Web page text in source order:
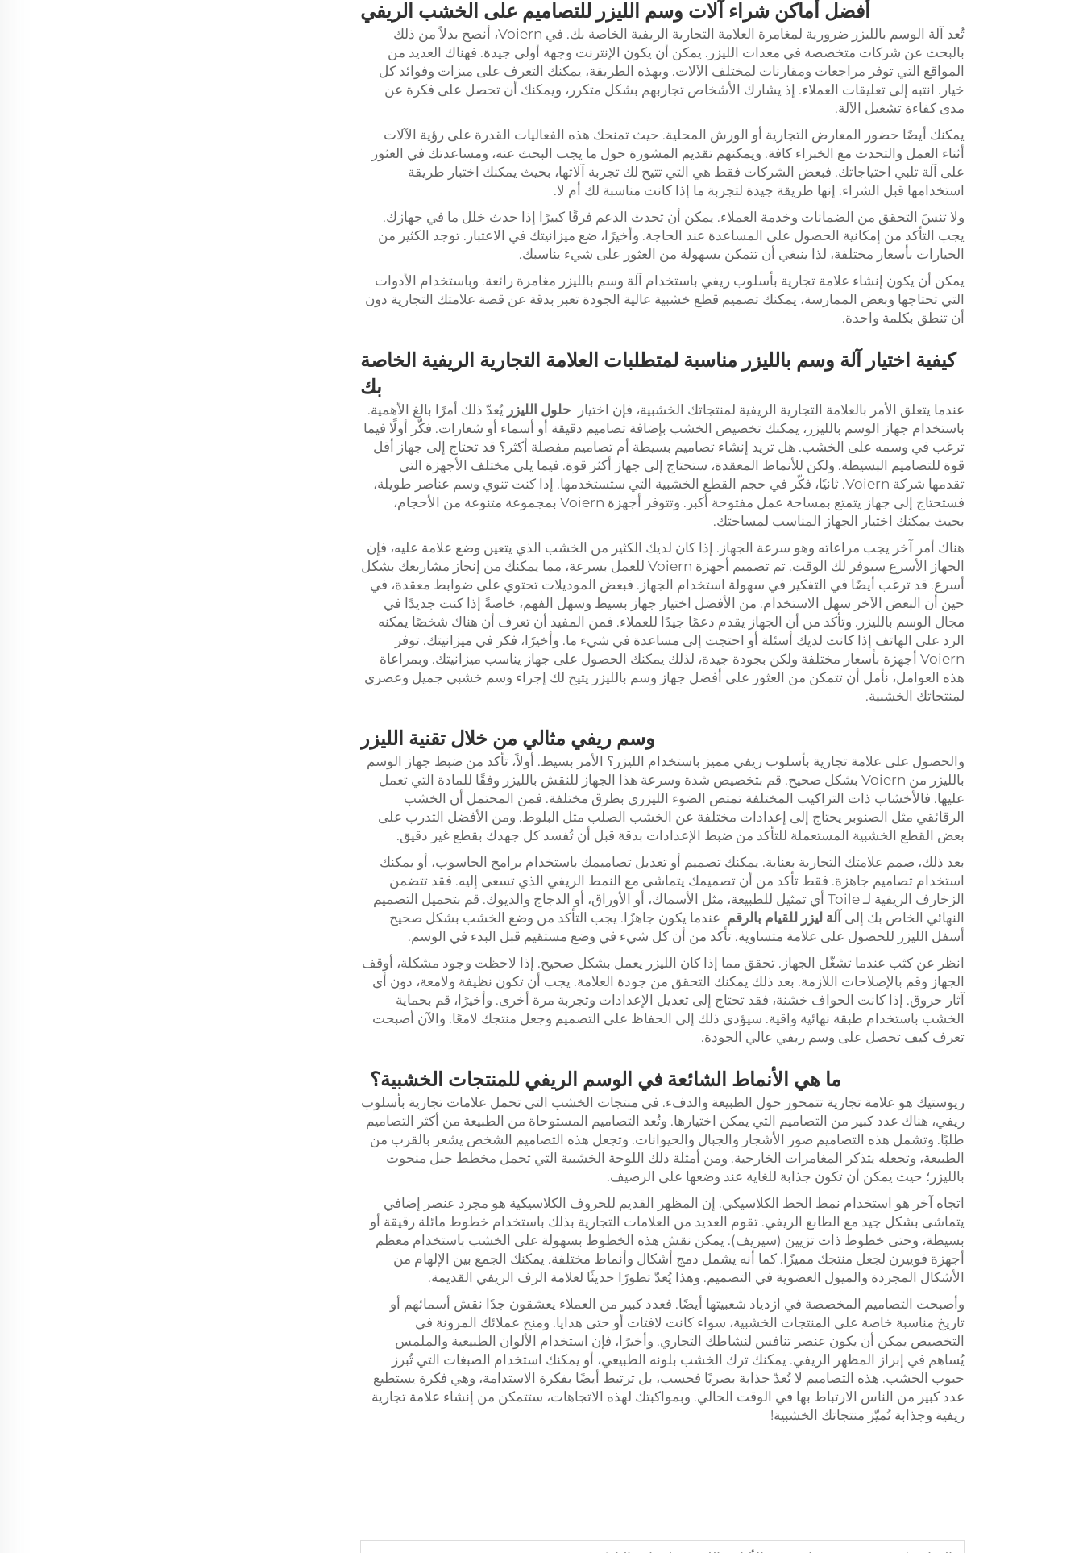
أفضل أماكن شراء آلات وسم الليزر للتصاميم على الخشب الريفي
تُعد آلة الوسم بالليزر ضرورية لمغامرة العلامة التجارية الريفية الخاصة بك. في Voiern، أنصح بدلاً من ذلك
بالبحث عن شركات متخصصة في معدات الليزر. يمكن أن يكون الإنترنت وجهة أولى جيدة. فهناك العديد من
المواقع التي توفر مراجعات ومقارنات لمختلف الآلات. وبهذه الطريقة، يمكنك التعرف على ميزات وفوائد كل
خيار. انتبه إلى تعليقات العملاء. إذ يشارك الأشخاص تجاربهم بشكل متكرر، ويمكنك أن تحصل على فكرة عن
مدى كفاءة تشغيل الآلة.
يمكنك أيضًا حضور المعارض التجارية أو الورش المحلية. حيث تمنحك هذه الفعاليات القدرة على رؤية الآلات
أثناء العمل والتحدث مع الخبراء كافة. ويمكنهم تقديم المشورة حول ما يجب البحث عنه، ومساعدتك في العثور
على آلة تلبي احتياجاتك. فبعض الشركات فقط هي التي تتيح لك تجربة آلاتها، بحيث يمكنك اختبار طريقة
استخدامها قبل الشراء. إنها طريقة جيدة لتجربة ما إذا كانت مناسبة لك أم لا.
ولا تنسَ التحقق من الضمانات وخدمة العملاء. يمكن أن تحدث الدعم فرقًا كبيرًا إذا حدث خلل ما في جهازك.
يجب التأكد من إمكانية الحصول على المساعدة عند الحاجة. وأخيرًا، ضع ميزانيتك في الاعتبار. توجد الكثير من
الخيارات بأسعار مختلفة، لذا ينبغي أن تتمكن بسهولة من العثور على شيء يناسبك.
يمكن أن يكون إنشاء علامة تجارية بأسلوب ريفي باستخدام آلة وسم بالليزر مغامرة رائعة. وباستخدام الأدوات
التي تحتاجها وبعض الممارسة، يمكنك تصميم قطع خشبية عالية الجودة تعبر بدقة عن قصة علامتك التجارية دون
أن تنطق بكلمة واحدة.
كيفية اختيار آلة وسم بالليزر مناسبة لمتطلبات العلامة التجارية الريفية الخاصة
بك
عندما يتعلق الأمر بالعلامة التجارية الريفية لمنتجاتك الخشبية، فإن اختيار حلول الليزر يُعدّ ذلك أمرًا بالغ الأهمية.
باستخدام جهاز الوسم بالليزر، يمكنك تخصيص الخشب بإضافة تصاميم دقيقة أو أسماء أو شعارات. فكّر أولًا فيما
ترغب في وسمه على الخشب. هل تريد إنشاء تصاميم بسيطة أم تصاميم مفصلة أكثر؟ قد تحتاج إلى جهاز أقل
قوة للتصاميم البسيطة. ولكن للأنماط المعقدة، ستحتاج إلى جهاز أكثر قوة. فيما يلي مختلف الأجهزة التي
تقدمها شركة Voiern. ثانيًا، فكّر في حجم القطع الخشبية التي ستستخدمها. إذا كنت تنوي وسم عناصر طويلة،
فستحتاج إلى جهاز يتمتع بمساحة عمل مفتوحة أكبر. وتتوفر أجهزة Voiern بمجموعة متنوعة من الأحجام،
بحيث يمكنك اختيار الجهاز المناسب لمساحتك.
هناك أمر آخر يجب مراعاته وهو سرعة الجهاز. إذا كان لديك الكثير من الخشب الذي يتعين وضع علامة عليه، فإن
الجهاز الأسرع سيوفر لك الوقت. تم تصميم أجهزة Voiern للعمل بسرعة، مما يمكنك من إنجاز مشاريعك بشكل
أسرع. قد ترغب أيضًا في التفكير في سهولة استخدام الجهاز. فبعض الموديلات تحتوي على ضوابط معقدة، في
حين أن البعض الآخر سهل الاستخدام. من الأفضل اختيار جهاز بسيط وسهل الفهم، خاصةً إذا كنت جديدًا في
مجال الوسم بالليزر. وتأكد من أن الجهاز يقدم دعمًا جيدًا للعملاء. فمن المفيد أن تعرف أن هناك شخصًا يمكنه
الرد على الهاتف إذا كانت لديك أسئلة أو احتجت إلى مساعدة في شيء ما. وأخيرًا، فكر في ميزانيتك. توفر
Voiern أجهزة بأسعار مختلفة ولكن بجودة جيدة، لذلك يمكنك الحصول على جهاز يناسب ميزانيتك. وبمراعاة
هذه العوامل، نأمل أن تتمكن من العثور على أفضل جهاز وسم بالليزر يتيح لك إجراء وسم خشبي جميل وعصري
لمنتجاتك الخشبية.
وسم ريفي مثالي من خلال تقنية الليزر
والحصول على علامة تجارية بأسلوب ريفي مميز باستخدام الليزر؟ الأمر بسيط. أولاً، تأكد من ضبط جهاز الوسم
بالليزر من Voiern بشكل صحيح. قم بتخصيص شدة وسرعة هذا الجهاز للنقش بالليزر وفقًا للمادة التي تعمل
عليها. فالأخشاب ذات التراكيب المختلفة تمتص الضوء الليزري بطرق مختلفة. فمن المحتمل أن الخشب
الرقائقي مثل الصنوبر يحتاج إلى إعدادات مختلفة عن الخشب الصلب مثل البلوط. ومن الأفضل التدرب على
بعض القطع الخشبية المستعملة للتأكد من ضبط الإعدادات بدقة قبل أن تُفسد كل جهدك بقطع غير دقيق.
بعد ذلك، صمم علامتك التجارية بعناية. يمكنك تصميم أو تعديل تصاميمك باستخدام برامج الحاسوب، أو يمكنك
استخدام تصاميم جاهزة. فقط تأكد من أن تصميمك يتماشى مع النمط الريفي الذي تسعى إليه. فقد تتضمن
الزخارف الريفية لـ Toile أي تمثيل للطبيعة، مثل الأسماك، أو الأوراق، أو الدجاج والديوك. قم بتحميل التصميم
النهائي الخاص بك إلى آلة ليزر للقيام بالرقم عندما يكون جاهزًا. يجب التأكد من وضع الخشب بشكل صحيح
أسفل الليزر للحصول على علامة متساوية. تأكد من أن كل شيء في وضع مستقيم قبل البدء في الوسم.
انظر عن كثب عندما تشغّل الجهاز. تحقق مما إذا كان الليزر يعمل بشكل صحيح. إذا لاحظت وجود مشكلة، أوقف
الجهاز وقم بالإصلاحات اللازمة. بعد ذلك يمكنك التحقق من جودة العلامة. يجب أن تكون نظيفة ولامعة، دون أي
آثار حروق. إذا كانت الحواف خشنة، فقد تحتاج إلى تعديل الإعدادات وتجربة مرة أخرى. وأخيرًا، قم بحماية
الخشب باستخدام طبقة نهائية واقية. سيؤدي ذلك إلى الحفاظ على التصميم وجعل منتجك لامعًا. والآن أصبحت
تعرف كيف تحصل على وسم ريفي عالي الجودة.
ما هي الأنماط الشائعة في الوسم الريفي للمنتجات الخشبية؟
ريوستيك هو علامة تجارية تتمحور حول الطبيعة والدفء. في منتجات الخشب التي تحمل علامات تجارية بأسلوب
ريفي، هناك عدد كبير من التصاميم التي يمكن اختيارها. وتُعد التصاميم المستوحاة من الطبيعة من أكثر التصاميم
طلبًا. وتشمل هذه التصاميم صور الأشجار والجبال والحيوانات. وتجعل هذه التصاميم الشخص يشعر بالقرب من
الطبيعة، وتجعله يتذكر المغامرات الخارجية. ومن أمثلة ذلك اللوحة الخشبية التي تحمل مخطط جبل منحوت
بالليزر؛ حيث يمكن أن تكون جذابة للغاية عند وضعها على الرصيف.
اتجاه آخر هو استخدام نمط الخط الكلاسيكي. إن المظهر القديم للحروف الكلاسيكية هو مجرد عنصر إضافي
يتماشى بشكل جيد مع الطابع الريفي. تقوم العديد من العلامات التجارية بذلك باستخدام خطوط مائلة رقيقة أو
بسيطة، وحتى خطوط ذات تزيين (سيريف). يمكن نقش هذه الخطوط بسهولة على الخشب باستخدام معظم
أجهزة فوييرن لجعل منتجك مميزًا. كما أنه يشمل دمج أشكال وأنماط مختلفة. يمكنك الجمع بين الإلهام من
الأشكال المجردة والميول العضوية في التصميم. وهذا يُعدّ تطورًا حديثًا لعلامة الرف الريفي القديمة.
وأصبحت التصاميم المخصصة في ازدياد شعبيتها أيضًا. فعدد كبير من العملاء يعشقون جدًا نقش أسمائهم أو
تاريخ مناسبة خاصة على المنتجات الخشبية، سواء كانت لافتات أو حتى هدايا. ومنح عملائك المرونة في
التخصيص يمكن أن يكون عنصر تنافس لنشاطك التجاري. وأخيرًا، فإن استخدام الألوان الطبيعية والملمس
يُساهم في إبراز المظهر الريفي. يمكنك ترك الخشب بلونه الطبيعي، أو يمكنك استخدام الصبغات التي تُبرز
حبوب الخشب. هذه التصاميم لا تُعدّ جذابة بصريًا فحسب، بل ترتبط أيضًا بفكرة الاستدامة، وهي فكرة يستطيع
عدد كبير من الناس الارتباط بها في الوقت الحالي. وبمواكبتك لهذه الاتجاهات، ستتمكن من إنشاء علامة تجارية
ريفية وجذابة تُميّز منتجاتك الخشبية!